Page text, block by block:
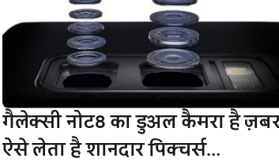
गैलेक्सी नोट8 का डुअल कैमरा है
ऐसे लेता है शानदार पिक्चर्स…